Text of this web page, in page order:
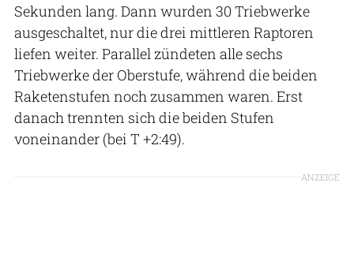
Sekunden lang. Dann wurden 30 Triebwerke
ausgeschaltet, nur die drei mittleren Raptoren
liefen weiter. Parallel zündeten alle sechs
Triebwerke der Oberstufe, während die beiden
Raketenstufen noch zusammen waren. Erst
danach trennten sich die beiden Stufen
voneinander (bei T +2:49).
ANZEIGE